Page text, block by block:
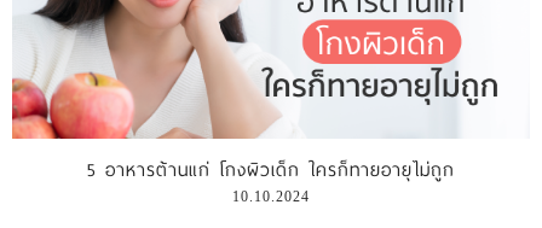
5 อาหารต้านแก่ โกงผิวเด็ก ใครก็ทายอายุไม่ถูก
10.10.2024